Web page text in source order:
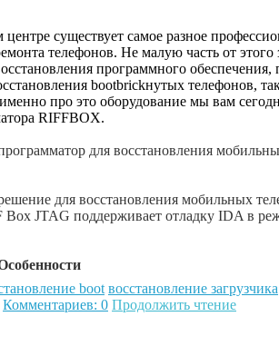
существует самое разное
телефонов. Не малую часть от этого
программного
bootbrickнутых телефонов,
про это оборудование мы вам
RIFFBOX.
для восстановления
для восстановления мобильных
Box JTAG поддерживает отладку IDA в
boot восстановление загрузчика
Комментариев: 0 Продолжить чтение